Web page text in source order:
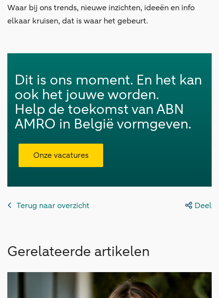
Waar bij ons trends, nieuwe inzichten, ideeën en info
elkaar kruisen, dat is waar het gebeurt.
Dit is ons moment. En het kan
ook het jouwe worden.
Help de toekomst van ABN
AMRO in België vormgeven.
Onze vacatures
Terug naar overzicht Deel
Gerelateerde artikelen